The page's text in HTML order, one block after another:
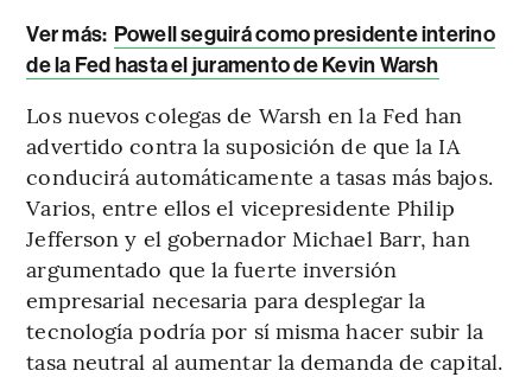
Ver más: Powell seguirá como presidente interino
de la Fed hasta el juramento de Kevin Warsh
Los nuevos colegas de Warsh en la Fed han
advertido contra la suposición de que la IA
conducirá automáticamente a tasas más bajos.
Varios, entre ellos el vicepresidente Philip
Jefferson y el gobernador Michael Barr, han
argumentado que la fuerte inversión
empresarial necesaria para desplegar la
tecnología podría por sí misma hacer subir la
tasa neutral al aumentar la demanda de capital.